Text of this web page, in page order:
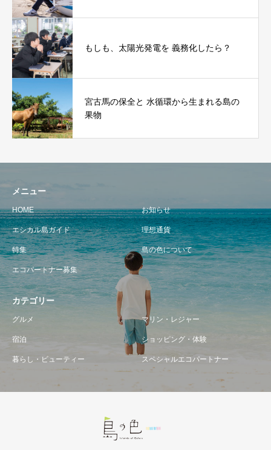
もしも、太陽光発電を 義務化したら？
宮古馬の保全と 水循環から生まれる島の
果物
メニュー
HOME お知らせ
エシカル島ガイド 理想通貨
特集 島の色について
エコパートナー募集
カテゴリー
グルメ マリン・レジャー
宿泊 ショッピング・体験
暮らし・ビューティー スペシャルエコパートナー